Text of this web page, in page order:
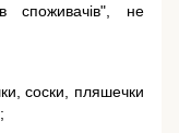
, не
соски, пляшечки